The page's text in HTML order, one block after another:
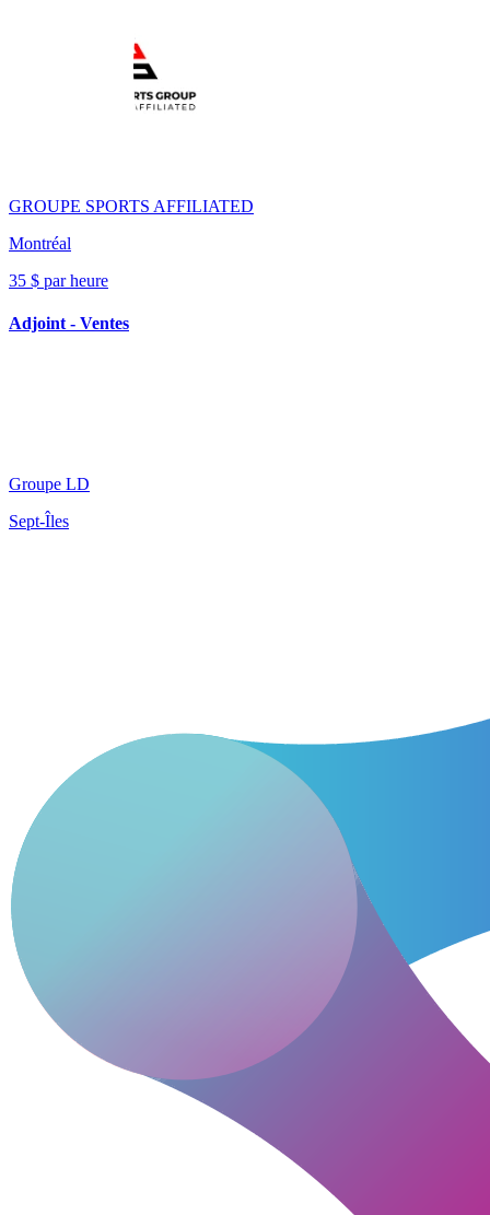
GROUPE SPORTS AFFILIATED
Montréal
35 $ par heure
Adjoint - Ventes
Groupe LD
Sept-Îles